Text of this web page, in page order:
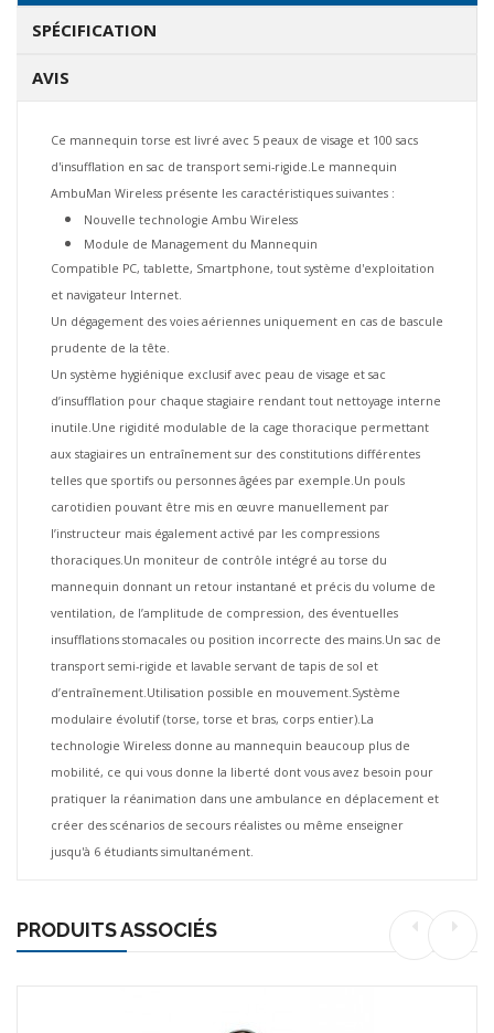
SPÉCIFICATION
AVIS
Ce mannequin torse est livré avec 5 peaux de visage et 100 sacs
d'insufflation en sac de transport semi-rigide.Le mannequin
AmbuMan Wireless présente les caractéristiques suivantes :
Nouvelle technologie Ambu Wireless
Module de Management du Mannequin
Compatible PC, tablette, Smartphone, tout système d'exploitation
et navigateur Internet.
Un dégagement des voies aériennes uniquement en cas de bascule
prudente de la tête.
Un système hygiénique exclusif avec peau de visage et sac
d’insufflation pour chaque stagiaire rendant tout nettoyage interne
inutile.Une rigidité modulable de la cage thoracique permettant
aux stagiaires un entraînement sur des constitutions différentes
telles que sportifs ou personnes âgées par exemple.Un pouls
carotidien pouvant être mis en œuvre manuellement par
l’instructeur mais également activé par les compressions
thoraciques.Un moniteur de contrôle intégré au torse du
mannequin donnant un retour instantané et précis du volume de
ventilation, de l’amplitude de compression, des éventuelles
insufflations stomacales ou position incorrecte des mains.Un sac de
transport semi-rigide et lavable servant de tapis de sol et
d’entraînement.Utilisation possible en mouvement.Système
modulaire évolutif (torse, torse et bras, corps entier).La
technologie Wireless donne au mannequin beaucoup plus de
mobilité, ce qui vous donne la liberté dont vous avez besoin pour
pratiquer la réanimation dans une ambulance en déplacement et
créer des scénarios de secours réalistes ou même enseigner
jusqu'à 6 étudiants simultanément.
PRODUITS ASSOCIÉS